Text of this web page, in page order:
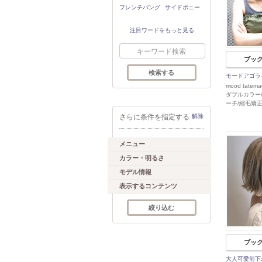
フレンチバング サイドポニー
注目ワードをもっと見る
さらに条件を指定する 解除
メニュー
カラー・明るさ
モデル情報
表示するコンテンツ
ブッ
モードアゴ
mood
ダブルカラ
ーチ/縮毛矯
ブッ
大人可愛前